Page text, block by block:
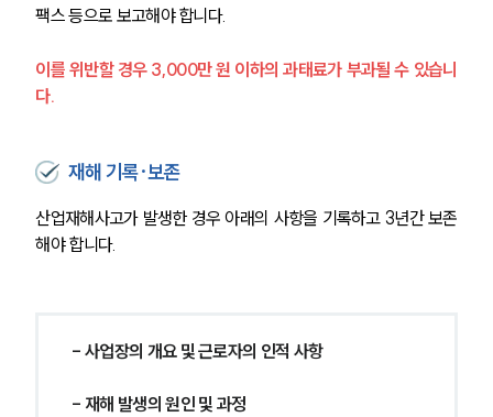
팩스 등으로 보고해야 합니다.
이를 위반할 경우 3,000만 원 이하의 과태료가 부과될 수 있습니
다.
재해 기록·보존
산업재해사고가 발생한 경우 아래의 사항을 기록하고 3년간 보존
해야 합니다.
- 사업장의 개요 및 근로자의 인적 사항
- 재해 발생의 원인 및 과정